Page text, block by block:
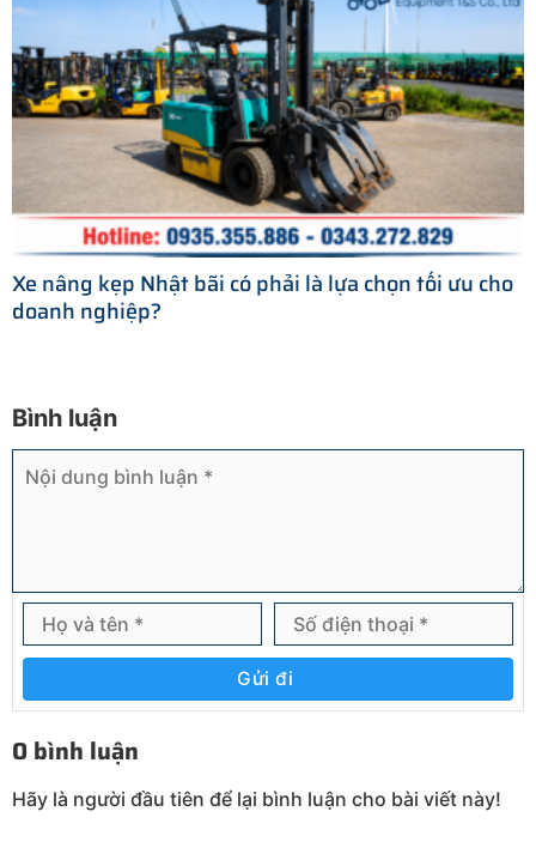
Xe nâng kẹp Nhật bãi có phải là lựa chọn tối ưu cho
doanh nghiệp?
Bình luận
Gửi đi
0 bình luận
Hãy là người đầu tiên để lại bình luận cho bài viết này!